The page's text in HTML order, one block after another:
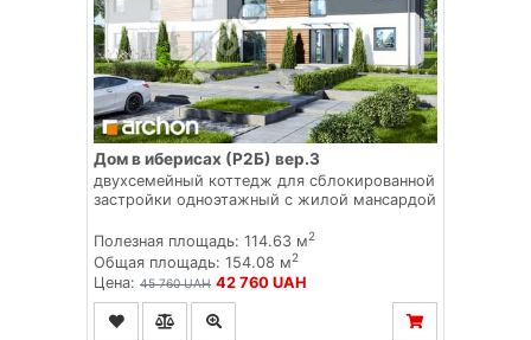
Дом в иберисах (Р2Б) вер.3
двухсемейный коттедж для сблокированной
застройки одноэтажный с жилой мансардой
Полезная площадь: 114.63 м2
Общая площадь: 154.08 м2
Цена: 45 760 UAH 42 760 UAH